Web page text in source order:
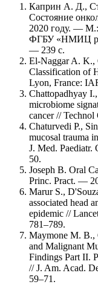
Каприн А. Д.,
Состояние
2020 году. —
ФГБУ «НМИЦ
— 239 с.
El-Naggar A. K.,
Classification of
Lyon, France:
Chattopadhyay
microbiome
cancer //
Chaturvedi P.,
mucosal trauma
J. Med.
50.
Joseph B. Oral
Princ. Pract. —
Marur S.,
associated head
epidemic //
781–789.
Maymone M. B.,
and Malignant
Findings Part II.
// J. Am. Acad.
59–71.